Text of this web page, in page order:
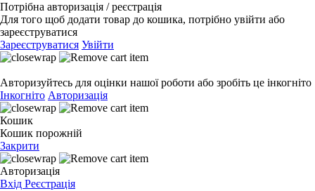
Потрібна авторизація / реєстрація
Для того щоб додати товар до кошика, потрібно увійти або
зареєструватися
Зареєструватися Увійти
Авторизуйтесь для оцінки нашої роботи або зробіть це інкогніто
Інкогніто Авторизація
Кошик
Кошик порожній
Закрити
Авторизація
Вхід Реєстрація